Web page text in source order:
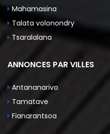
Mahamasina
Talata volonondry
Tsaralalana
ANNONCES PAR VILLES
Antananarivo
Tamatave
Fianarantsoa